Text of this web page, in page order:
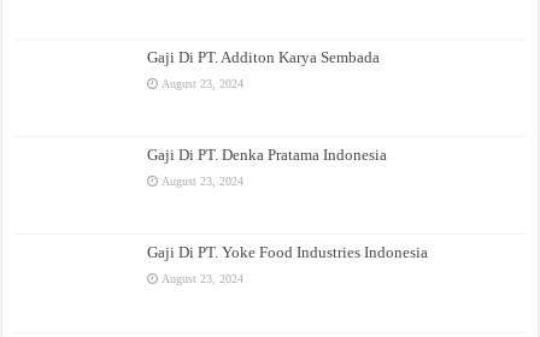
Gaji Di PT. Additon Karya Sembada
August 23, 2024
Gaji Di PT. Denka Pratama Indonesia
August 23, 2024
Gaji Di PT. Yoke Food Industries Indonesia
August 23, 2024